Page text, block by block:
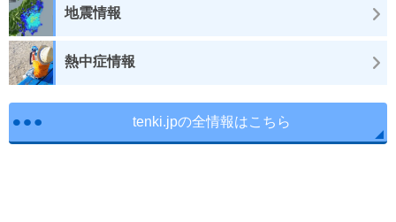
地震情報
熱中症情報
tenki.jpの全情報はこちら